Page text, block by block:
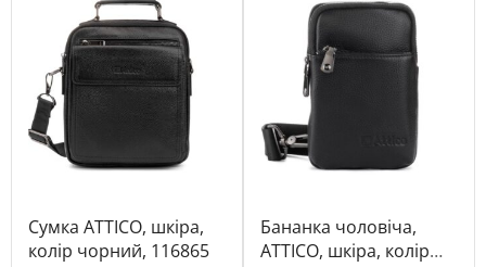
Сумка ATTICO, шкіра,
колір чорний, 116865
Бананка чоловіча,
ATTICO, шкіра, колір